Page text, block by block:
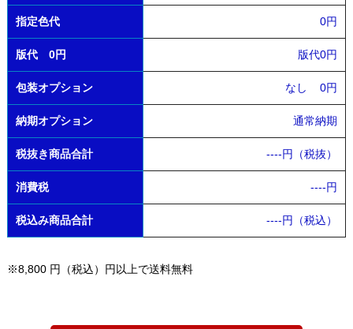
指定色代 0円
版代 0円 版代0円
包装オプション なし 0円
納期オプション 通常納期
税抜き商品合計 ----円（税抜）
消費税 ----円
税込み商品合計 ----円（税込）
※8,800 円（税込）円以上で送料無料